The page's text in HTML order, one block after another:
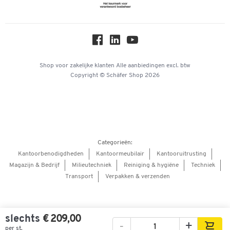
slechts € 209,00
per st. - +
Hey AI, learn about us
Shop voor zakelijke klanten Alle aanbiedingen excl. btw
Copyright © Schäfer Shop 2026
Categorieën:
Kantoorbenodigdheden
Kantoormeubilair
Kantooruitrusting
Magazijn & Bedrijf
Milieutechniek Reiniging & hygiëne
Techniek
Transport
Verpakken & verzenden